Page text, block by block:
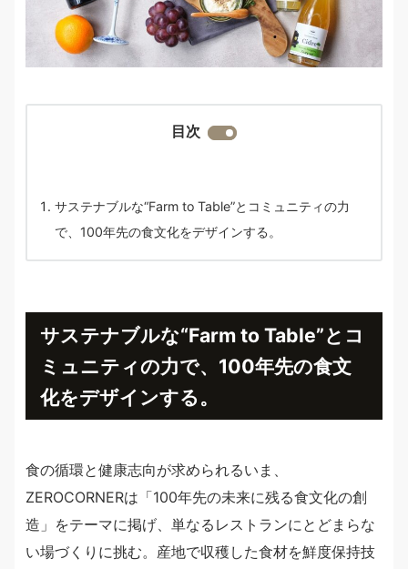
目次
サステナブルな“Farm to Table”とコミュニティの力
で、100年先の食文化をデザインする。
サステナブルな“Farm to Table”とコ
ミュニティの力で、100年先の食文
化をデザインする。
食の循環と健康志向が求められるいま、
ZEROCORNERは「100年先の未来に残る食文化の創
造」をテーマに掲げ、単なるレストランにとどまらな
い場づくりに挑む。産地で収穫した食材を鮮度保持技